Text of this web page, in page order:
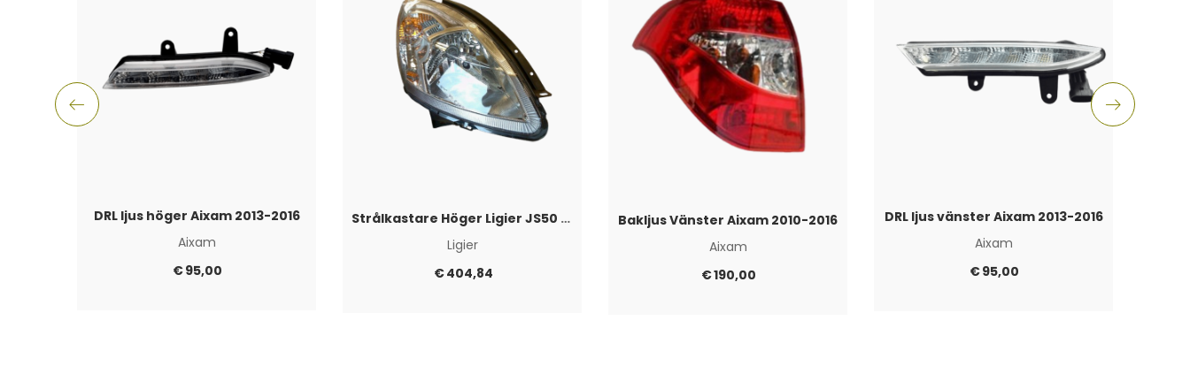
DRL ljus höger Aixam 2013-2016
Aixam
€95,00
Strålkastare Höger Ligier JS50 -2017/IXO
Ligier
€404,84
Bakljus Vänster Aixam 2010-2016
Aixam
€190,00
DRL ljus vänster Aixam 2013-2016
Aixam
€95,00